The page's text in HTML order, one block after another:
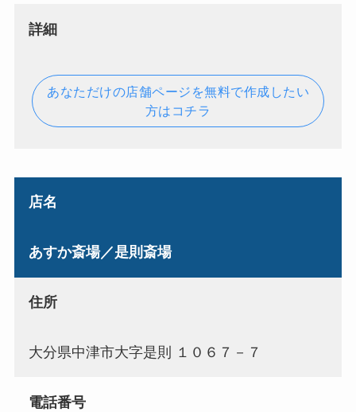
詳細
あなただけの店舗ページを無料で作成したい
方はコチラ
店名
あすか斎場／是則斎場
住所
大分県中津市大字是則 １０６７－７
電話番号